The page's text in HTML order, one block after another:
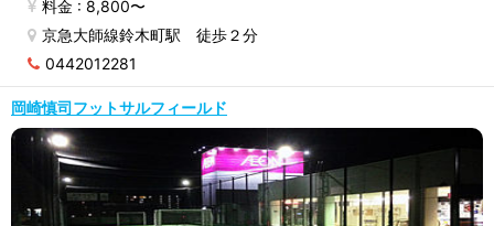
料金 : 8,800〜
京急大師線鈴木町駅 徒歩２分
0442012281
岡崎慎司フットサルフィールド